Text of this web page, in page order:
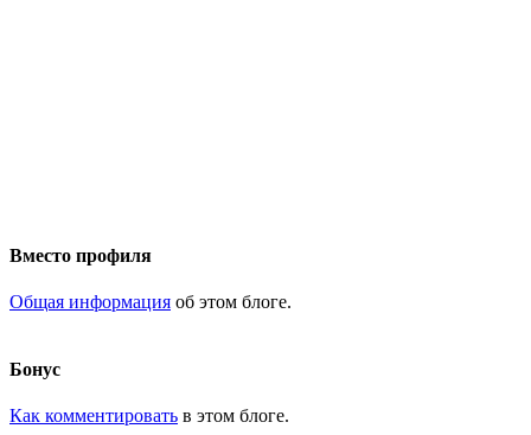
Вместо профиля
Общая информация об этом блоге.
Бонус
Как комментировать в этом блоге.